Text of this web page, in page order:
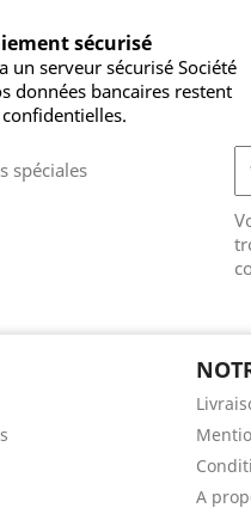
sécurisé
un serveur sécurisé Société
données bancaires restent
confidentielles.
spéciales
A